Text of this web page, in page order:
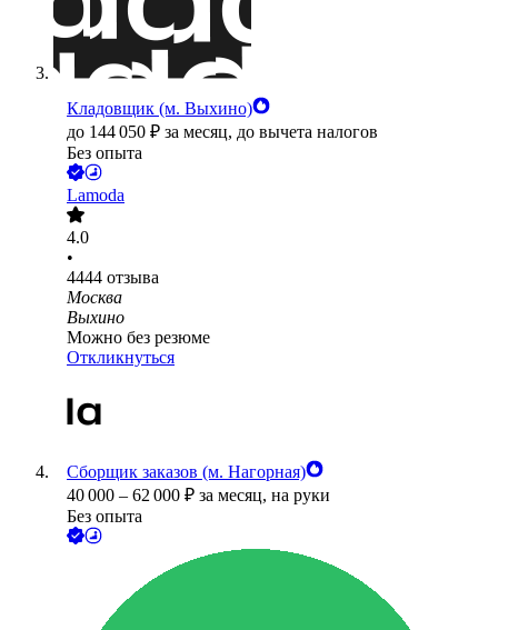
Кладовщик (м. Выхино)
до 144 050 ₽ за месяц, до вычета налогов
Без опыта
Lamoda
4.0
•
4444 отзыва
Москва
Выхино
Можно без резюме
Откликнуться
Сборщик заказов (м. Нагорная)
40 000 – 62 000 ₽ за месяц, на руки
Без опыта